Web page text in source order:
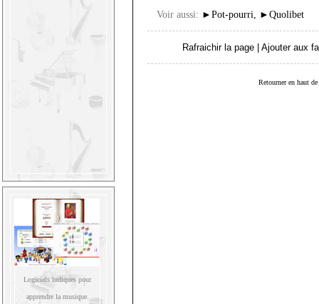
Logiciels ludiques pour
apprendre la musique.
Voir aussi: ► Pot-pourri ► Quolibet
Rafraichir la page Ajouter aux
Retourner en haut de